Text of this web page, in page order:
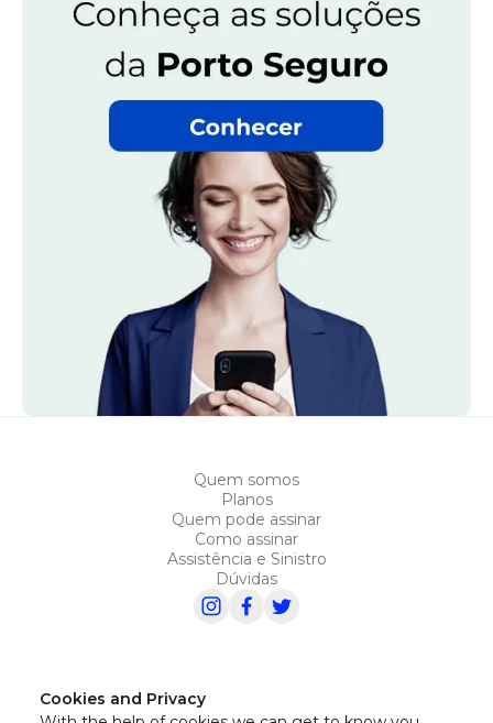
Cookies and Privacy
Quem somos
Planos
Quem pode assinar
Como assinar
Assistência e Sinistro
Dúvidas